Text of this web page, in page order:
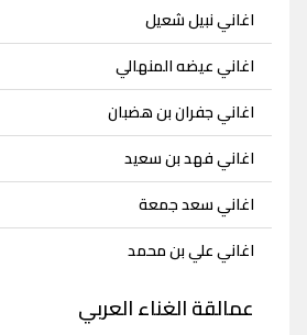
اغاني نبيل شعيل
اغاني عيضه المنهالي
اغاني جفران بن هضبان
اغاني فهد بن سعيد
اغاني سعد جمعة
اغاني علي بن محمد
عمالقة الغناء العربي